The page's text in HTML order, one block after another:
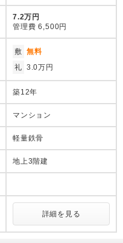
7.2万円
管理費 6,500円
敷 無料
礼 3.0万円
築12年
マンション
軽量鉄骨
地上3階建
詳細を見る